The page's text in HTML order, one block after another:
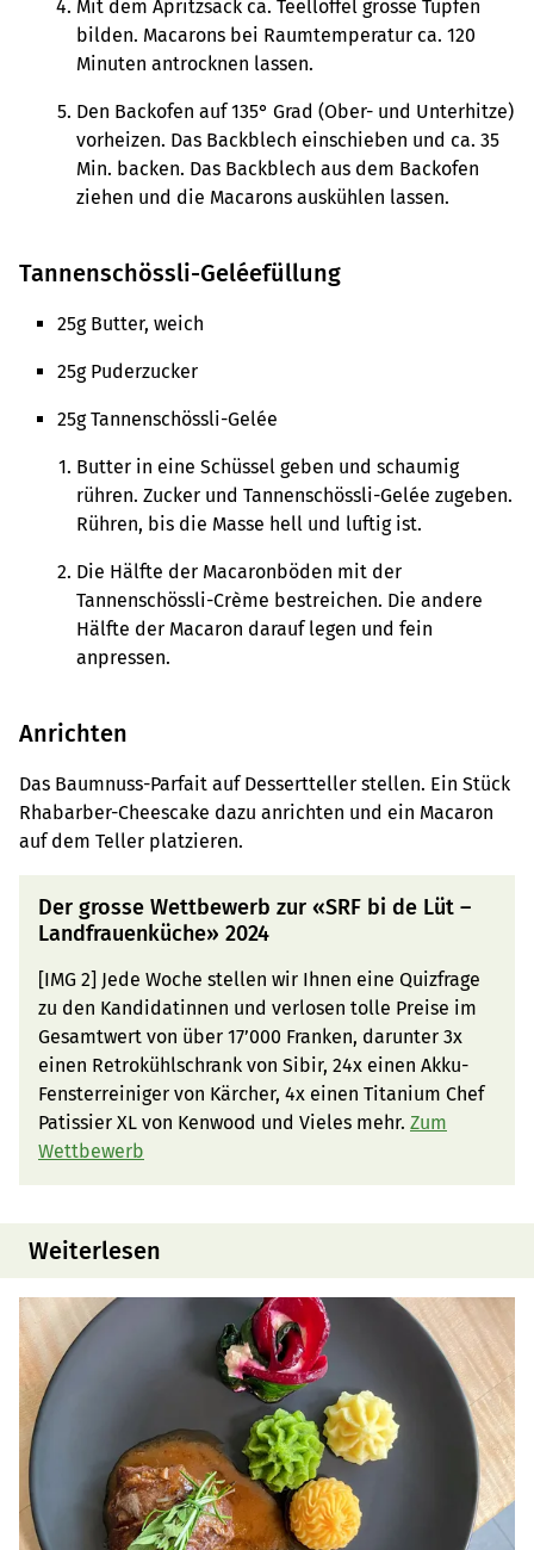
Mit dem Apritzsack ca. Teellöffel grosse Tupfen
bilden. Macarons bei Raumtemperatur ca. 120
Minuten antrocknen lassen.
Den Backofen auf 135° Grad (Ober- und Unterhitze)
vorheizen. Das Backblech einschieben und ca. 35
Min. backen. Das Backblech aus dem Backofen
ziehen und die Macarons auskühlen lassen.
Tannenschössli-Geléefüllung
25g Butter, weich
25g Puderzucker
25g Tannenschössli-Gelée
Butter in eine Schüssel geben und schaumig
rühren. Zucker und Tannenschössli-Gelée zugeben.
Rühren, bis die Masse hell und luftig ist.
Die Hälfte der Macaronböden mit der
Tannenschössli-Crème bestreichen. Die andere
Hälfte der Macaron darauf legen und fein
anpressen.
Anrichten
Das Baumnuss-Parfait auf Dessertteller stellen. Ein Stück
Rhabarber-Cheescake dazu anrichten und ein Macaron
auf dem Teller platzieren.
Der grosse Wettbewerb zur «SRF bi de Lüt –
Landfrauenküche» 2024
[IMG 2] Jede Woche stellen wir Ihnen eine Quizfrage
zu den Kandidatinnen und verlosen tolle Preise im
Gesamtwert von über 17’000 Franken, darunter 3x
einen Retrokühlschrank von Sibir, 24x einen Akku-
Fensterreiniger von Kärcher, 4x einen Titanium Chef
Patissier XL von Kenwood und Vieles mehr. Zum
Wettbewerb
Weiterlesen